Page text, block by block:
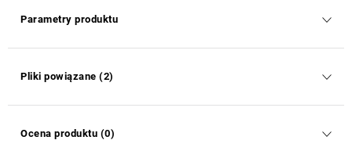
Parametry produktu
Pliki powiązane (2)
Ocena produktu (0)